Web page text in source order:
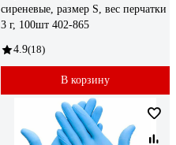
сиреневые, размер S, вес перчатки
3 г, 100шт 402-865
4.9(18)
В корзину